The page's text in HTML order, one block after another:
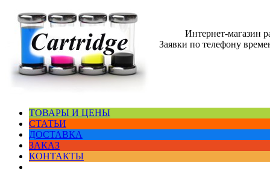
Интернет-магазин
Заявки по телефону
ТОВАРЫ И ЦЕНЫ
СТАТЬИ
ДОСТАВКА
ЗАКАЗ
КОНТАКТЫ